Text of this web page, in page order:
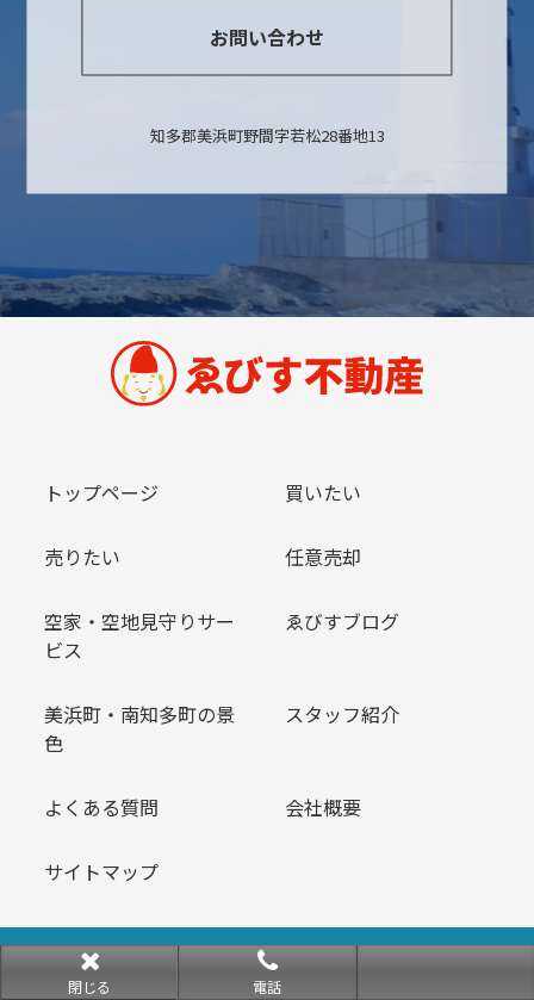
閉じる 電話
お問い合わせ
知多郡美浜町野間字若松28番地13
トップページ 買いたい
売りたい 任意売却
空家・空地見守りサー
ビス
ゑびすブログ
美浜町・南知多町の景
色
スタッフ紹介
よくある質問 会社概要
サイトマップ
Copyright © ゑびす不動産 All rights Reserved.